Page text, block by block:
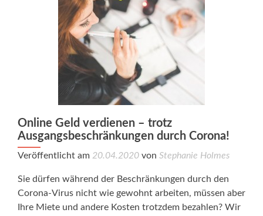
Online Geld verdienen – trotz
Ausgangsbeschränkungen durch Corona!
Veröffentlicht am 20.04.2020 von Stephanie Holmes
Sie dürfen während der Beschränkungen durch den
Corona-Virus nicht wie gewohnt arbeiten, müssen aber
Ihre Miete und andere Kosten trotzdem bezahlen? Wir